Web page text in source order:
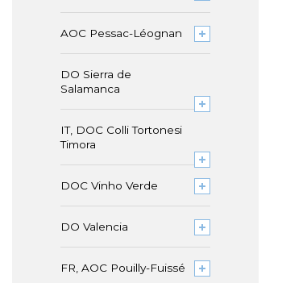
AOC Pessac-Léognan
DO Sierra de
Salamanca
IT, DOC Colli Tortonesi
Timora
DOC Vinho Verde
DO Valencia
FR, AOC Pouilly-Fuissé